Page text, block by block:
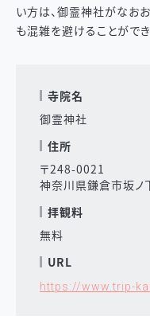
い方は、御霊神社がなお
も混雑を避けることができ
寺院名
御霊神社
住所
〒248-0021
神奈川県鎌倉市坂ノ
拝観料
無料
URL
https://www.trip-